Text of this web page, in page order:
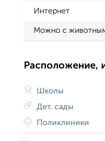
Интернет
Можно с
Расположение,
Школы
Дет. сады
Поликлиники